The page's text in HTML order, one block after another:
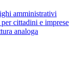
amministrativi
cittadini e imprese
analoga